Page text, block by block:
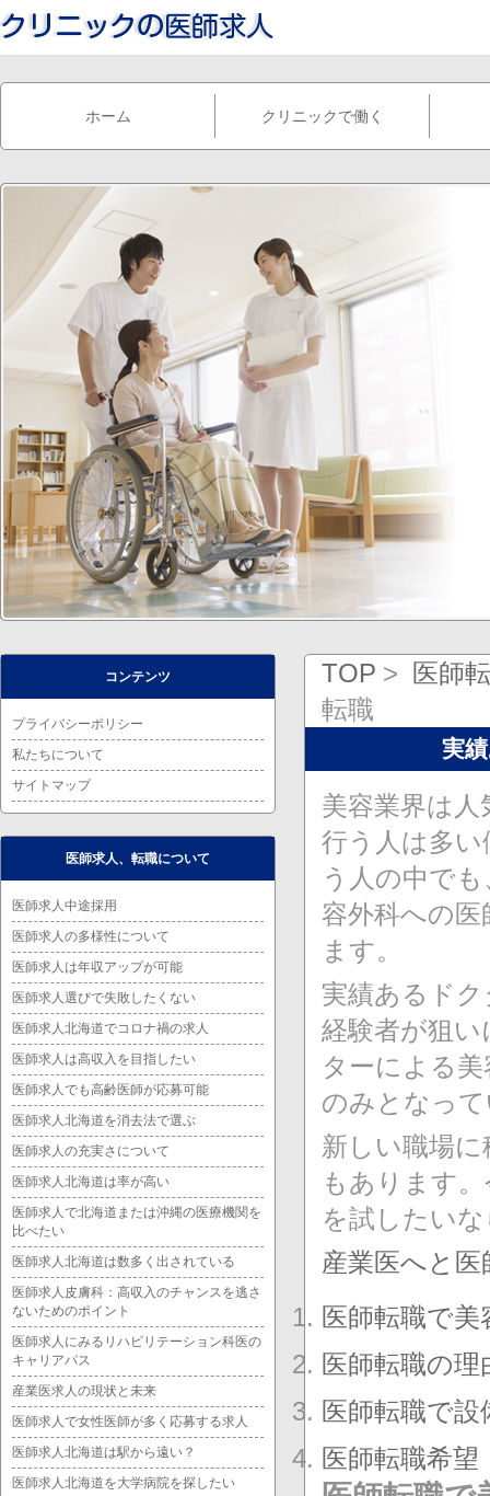
ホーム クリニックで働く
TOP
医師
転職
実
美容業界は
行う人は多
う人の中で
容外科への
ます。
実績あるド
経験者が狙
ターによる
のみとなっ
新しい職場
もあります
を試したい
産業医へと医
医師転職で
医師転職の
医師転職で
医師転職希望
コンテンツ
プライバシーポリシー
私たちについて
サイトマップ
医師求人、転職について
医師求人中途採用
医師求人の多様性について
医師求人は年収アップが可能
医師求人選びで失敗したくない
医師求人北海道でコロナ禍の求人
医師求人は高収入を目指したい
医師求人でも高齢医師が応募可能
医師求人北海道を消去法で選ぶ
医師求人の充実さについて
医師求人北海道は率が高い
医師求人で北海道または沖縄の医療機関を
比べたい
医師求人北海道は数多く出されている
医師求人皮膚科：高収入のチャンスを逃さ
ないためのポイント
医師求人にみるリハビリテーション科医の
キャリアパス
産業医求人の現状と未来
医師求人で女性医師が多く応募する求人
医師求人北海道は駅から遠い？
医師求人北海道を大学病院を探したい